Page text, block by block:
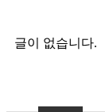
글이 없습니다.